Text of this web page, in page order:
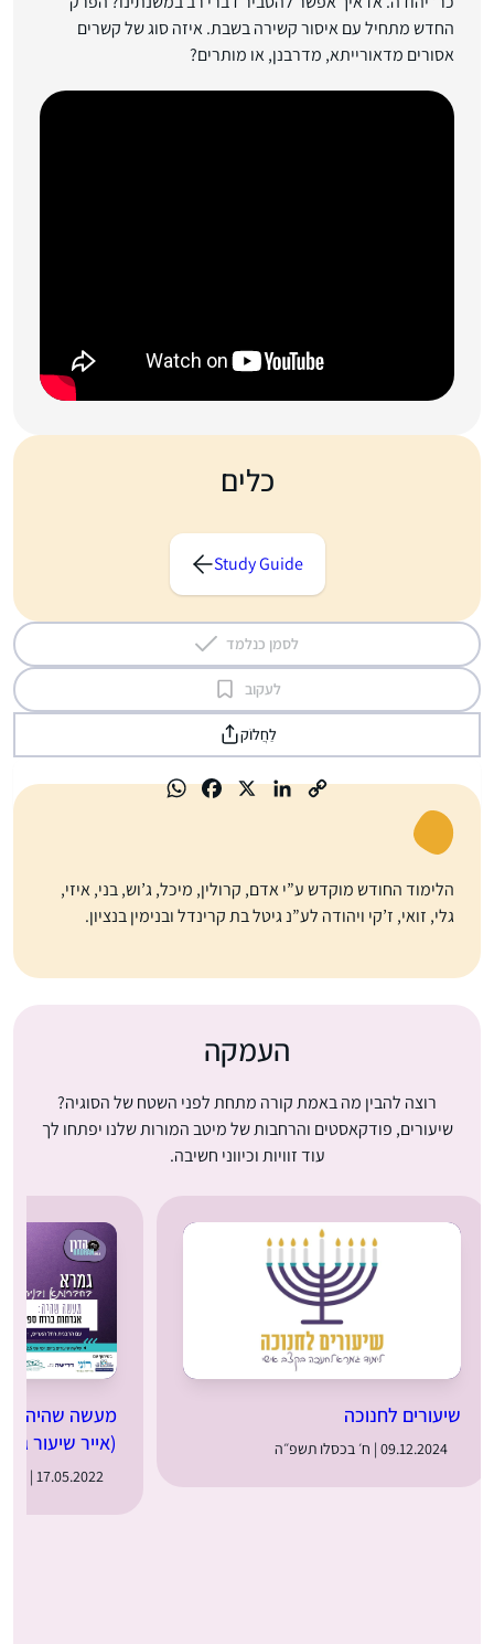
החדש מתחיל עם איסור קשירה בשבת. איזה סוג של קשרים
אסורים מדאורייתא, מדרבנן, או מותרים?
כלים
Study Guide
לסמן כנלמד
לעקוב
לַחֲלוֹק
הלימוד החודש מוקדש ע”י אדם, קרולין, מיכל, ג’וש, בני, איזי,
גלי, זואי, ז’קי ויהודה לע”נ גיטל בת קרינדל ובנימין בנציון.
העמקה
רוצה להבין מה באמת קורה מתחת לפני השטח של הסוגיה?
שיעורים, פודקאסטים והרחבות של מיטב המורות שלנו יפתחו לך
עוד זוויות וכיווני חשיבה.
שיעורים לחנוכה
09.12.2024 | ח׳ בכסלו תשפ״ה
מעשה שהיה:
(אייר שיעור ג)
17.05.2022 | ט״ז באייר תשפ״ב